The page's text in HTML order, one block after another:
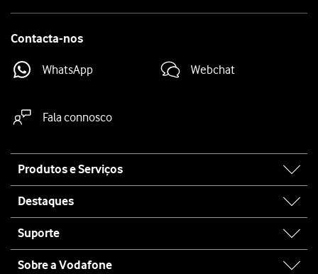
Contacta-nos
WhatsApp Webchat
Fala connosco
map
Produtos e Serviços
Destaques
Suporte
Sobre a Vodafone